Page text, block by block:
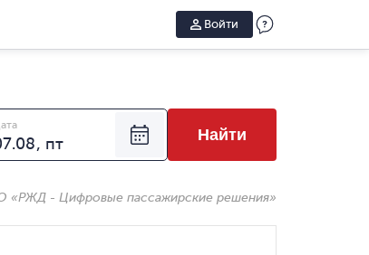
Войти
Найти
«РЖД - Цифровые пассажирские решения»